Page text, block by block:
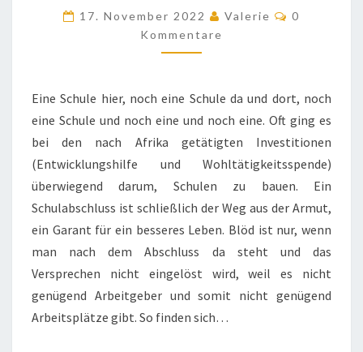
UNICORNS
IN
AFRIKA
17. November 2022 Valerie
0
Kommentare
Eine Schule hier, noch eine Schule da und dort, noch
eine Schule und noch eine und noch eine. Oft ging es
bei den nach Afrika getätigten Investitionen
(Entwicklungshilfe und Wohltätigkeitsspende)
überwiegend darum, Schulen zu bauen. Ein
Schulabschluss ist schließlich der Weg aus der Armut,
ein Garant für ein besseres Leben. Blöd ist nur, wenn
man nach dem Abschluss da steht und das
Versprechen nicht eingelöst wird, weil es nicht
genügend Arbeitgeber und somit nicht genügend
Arbeitsplätze gibt. So finden sich…